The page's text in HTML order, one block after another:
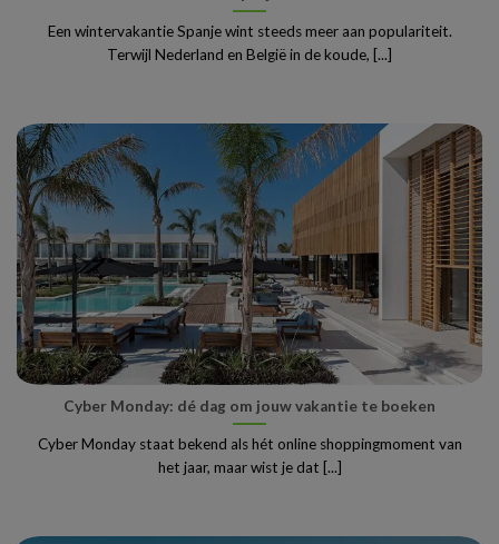
Een wintervakantie Spanje wint steeds meer aan populariteit.
Terwijl Nederland en België in de koude, [...]
Cyber Monday: dé dag om jouw vakantie te boeken
Cyber Monday staat bekend als hét online shoppingmoment van
het jaar, maar wist je dat [...]